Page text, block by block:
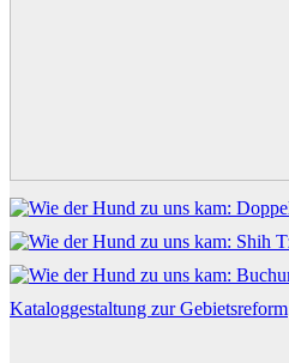
Katalog­gestaltung zur Gebiets­reform